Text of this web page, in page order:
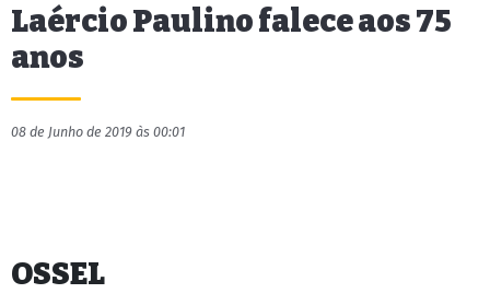
Laércio Paulino falece aos 75
anos
08 de Junho de 2019 às 00:01
OSSEL